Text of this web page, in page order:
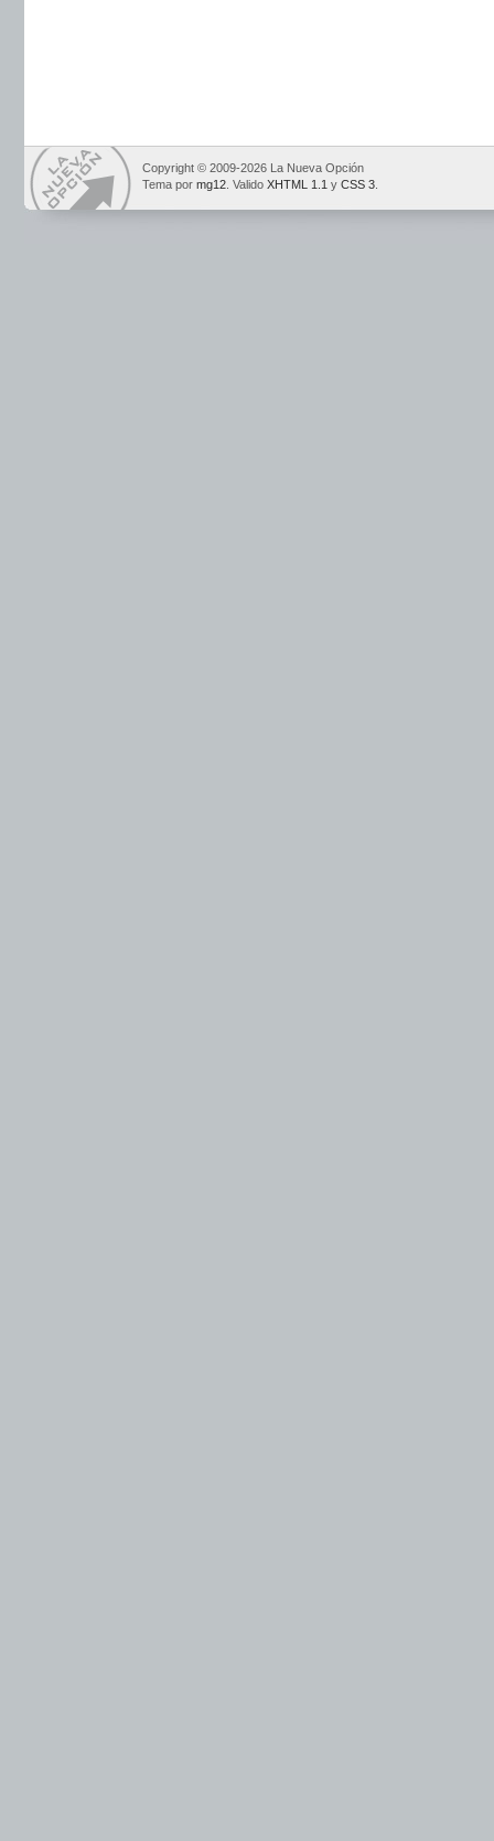
Copyright © 2009-2026 La Nueva Opción
Tema por mg12 . Valido XHTML 1.1 y CSS 3